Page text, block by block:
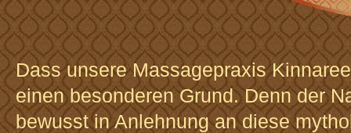
Dass unsere Massagepraxis
einen besonderen Grund. Denn der
bewusst in Anlehnung an diese